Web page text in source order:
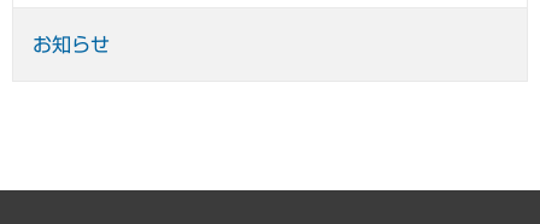
お知らせ